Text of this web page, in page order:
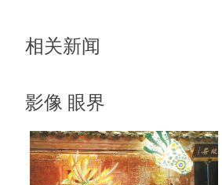
相关新闻
影像 眼界